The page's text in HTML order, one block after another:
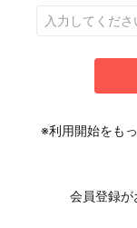
※利用開始をも
会員登録が